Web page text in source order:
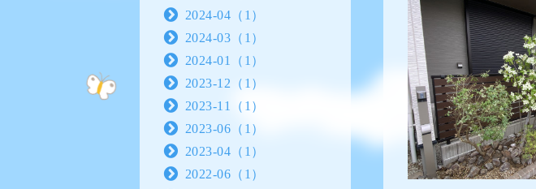
2024-04（1）
2024-03（1）
2024-01（1）
2023-12（1）
2023-11（1）
2023-06（1）
2023-04（1）
2022-06（1）